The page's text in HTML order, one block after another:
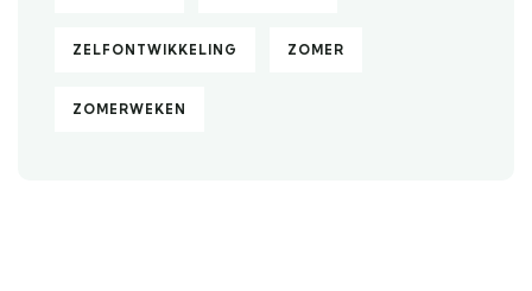
ZELFONTWIKKELING ZOMER
ZOMERWEKEN